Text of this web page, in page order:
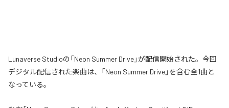
Lunaverse Studioの「Neon Summer Drive」が配信開始された。今回
デジタル配信された楽曲は、「Neon Summer Drive」を含む全1曲と
なっている。